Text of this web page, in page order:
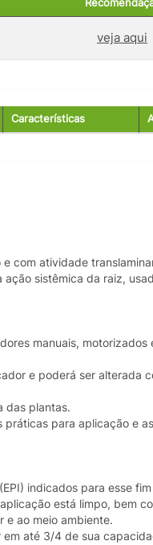
veja aqui
Características
com atividade
sistêmica da raiz,
manuais,
e poderá ser alterada
das plantas.
práticas para aplicação e
indicados para esse
está limpo, bem
e ao meio ambiente.
até 3/4 de sua